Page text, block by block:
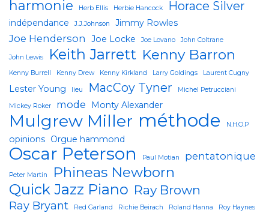
harmonie Herb Ellis Herbie Hancock Horace Silver
indépendance J.J.Johnson Jimmy Rowles
Joe Henderson Joe Locke Joe Lovano John Coltrane
John Lewis Keith Jarrett Kenny Barron
Kenny Burrell Kenny Drew Kenny Kirkland Larry Goldings Laurent Cugny
Lester Young lieu MacCoy Tyner Michel Petrucciani
Mickey Roker mode Monty Alexander
Mulgrew Miller méthode N.H.O.P
opinions Orgue hammond
Oscar Peterson Paul Motian pentatonique
Peter Martin Phineas Newborn
Quick Jazz Piano Ray Brown
Ray Bryant Red Garland Richie Beirach Roland Hanna Roy Haynes